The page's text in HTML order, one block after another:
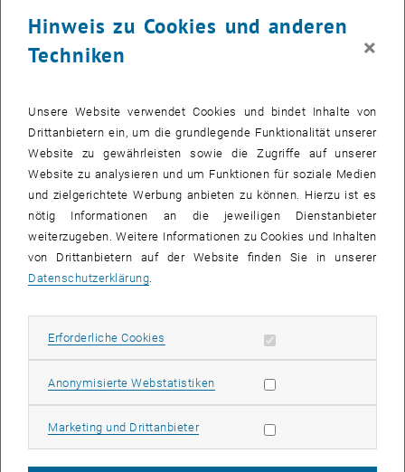
Bereitschaft, denLebensmittelpunkt nach Wienzu verlegen (Vor-
Expertise in der Grundlagenforschung zu hydrologischen
Prozessen und hydrologischen Extremen (Hochwasser, Dürren)
ausgewiesen durch Publikationen in international führenden
Fachzeitschriften
Erfahrung in der Entwicklung mathematischer Modelle des
Wasserkreislaufs
Interesse an der Messung und Analyse hydrologischer Prozesse
Fähigkeit, Grundlagenforschung mit praktischen
ingenieurtechnischen Anwendungen zu verbinden, und Interesse
an der interdisziplinären Systemanalyse
Exzellente Arbeitsbedingungen in einem attraktiven
Hinweis zu Cookies und anderen
Techniken
×
Unsere Website verwendet Cookies und bindet Inhalte von
Drittanbietern ein, um die grundlegende Funktionalität unserer
Website zu gewährleisten sowie die Zugriffe auf unserer
Website zu analysieren und um Funktionen für soziale Medien
und zielgerichtete Werbung anbieten zu können. Hierzu ist es
nötig Informationen an die jeweiligen Dienstanbieter
weiterzugeben. Weitere Informationen zu Cookies und Inhalten
von Drittanbietern auf der Website finden Sie in unserer
Datenschutzerklärung
Erforderliche Cookies Erforderliche Cookies zulassen
Anonymisierte WebstatistikenStatistik Cookies zulassen
Marketing und DrittanbieterMarketing Cookies zulassen